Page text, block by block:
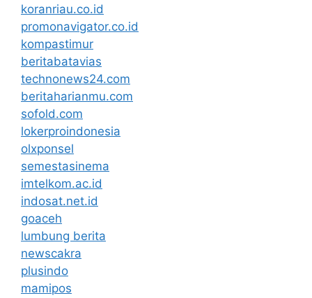
koranriau.co.id
promonavigator.co.id
kompastimur
beritabatavias
technonews24.com
beritaharianmu.com
sofold.com
lokerproindonesia
olxponsel
semestasinema
imtelkom.ac.id
indosat.net.id
goaceh
lumbung berita
newscakra
plusindo
mamipos